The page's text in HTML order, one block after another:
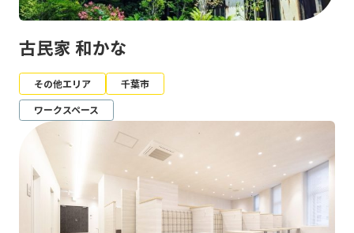
古民家 和かな
その他エリア
千葉市
ワークスペース